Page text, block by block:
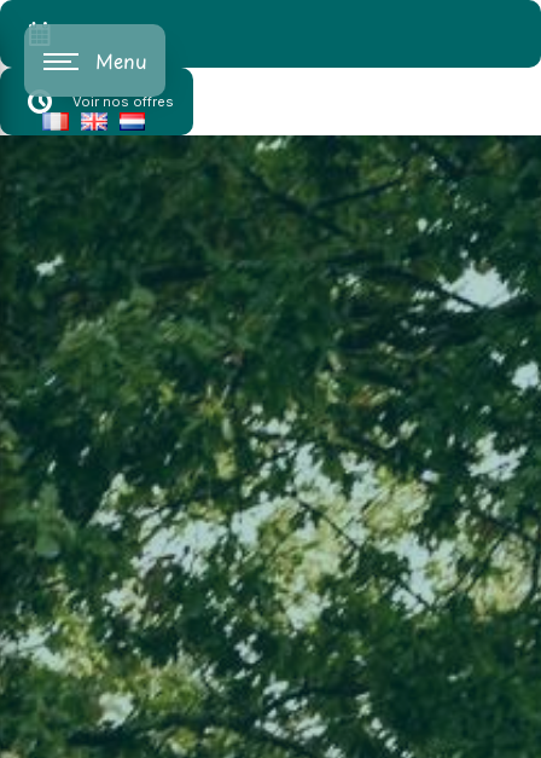
Voir nos offres
Menu
Cookies beheer paneel